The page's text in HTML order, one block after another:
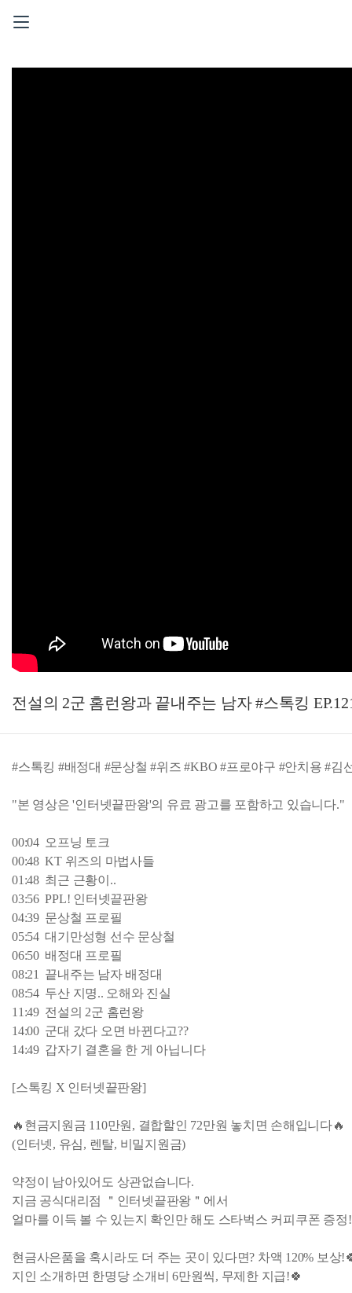
전설의 2군 홈런왕과 끝내주는 남자 #스톡킹
#스톡킹 #배정대 #문상철 #위즈 #KBO #프로야구 #안치용 #김
"본 영상은 '인터넷끝판왕'의 유료 광고를 포함하고 있습니다."
00:04 오프닝 토크
00:48 KT 위즈의 마법사들
01:48 최근 근황이..
03:56 PPL! 인터넷끝판왕
04:39 문상철 프로필
05:54 대기만성형 선수 문상철
06:50 배정대 프로필
08:21 끝내주는 남자 배정대
08:54 두산 지명.. 오해와 진실
11:49 전설의 2군 홈런왕
14:00 군대 갔다 오면 바뀐다고??
14:49 갑자기 결혼을 한 게 아닙니다
[스톡킹 X 인터넷끝판왕]
🔥현금지원금 110만원, 결합할인 72만원 놓치면 손해입니다🔥
(인터넷, 유심, 렌탈, 비밀지원금)
약정이 남아있어도 상관없습니다.
지금 공식대리점 ＂인터넷끝판왕＂에서
얼마를 이득 볼 수 있는지 확인만 해도 스타벅스 커피쿠폰 증정
현금사은품을 혹시라도 더 주는 곳이 있다면? 차액 120% 보상
지인 소개하면 한명당 소개비 6만원씩, 무제한 지급!🍀